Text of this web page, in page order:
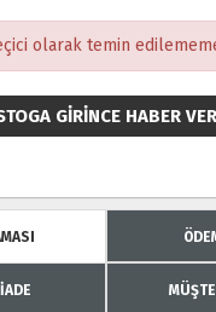
olarak temin
GIRINCE HABER VER